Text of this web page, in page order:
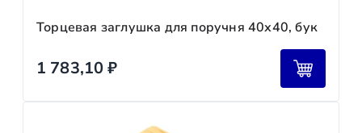
Торцевая заглушка для поручня 40х40, бук
1 783,10₽